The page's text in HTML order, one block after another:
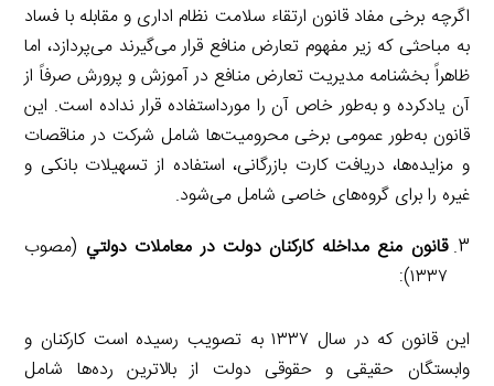
اگرچه برخی مفاد قانون ارتقاء سلامت نظام اداری و مقابله با فساد
به مباحثی که زیر مفهوم تعارض منافع قرار می‌گیرند می‌پردازد، اما
ظاهراً بخشنامه مدیریت تعارض منافع در آموزش و پرورش صرفاً از
آن یادکرده و به‌طور خاص آن را مورداستفاده قرار نداده است. این
قانون به‌طور عمومی برخی محرومیت‌ها شامل شرکت در مناقصات
و مزایده‌ها، دریافت کارت بازرگانی، استفاده از تسهیلات بانکی و
غیره را برای گروه‌های خاصی شامل می‌شود.
قانون منع مداخله كاركنان دولت در معاملات دولتي (مصوب
۱۳۳۷):
این قانون که در سال ۱۳۳۷ به تصویب رسیده است کارکنان و
وابستگان حقیقی و حقوقی دولت از بالاترین رده‌ها شامل